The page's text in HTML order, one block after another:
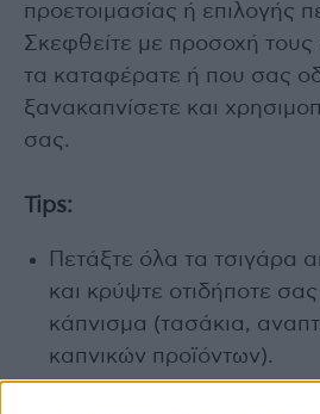
προετοιμασίας ή επιλογής
Σκεφθείτε με προσοχή
τα καταφέρατε ή που σας
ξανακαπνίσετε και
σας.
Tips:
Πετάξτε όλα τα τσιγάρα
και κρύψτε οτιδήποτε σας
κάπνισμα (τασάκια,
καπνικών προϊόντων).
Εμψυχώνετε τον εαυτό